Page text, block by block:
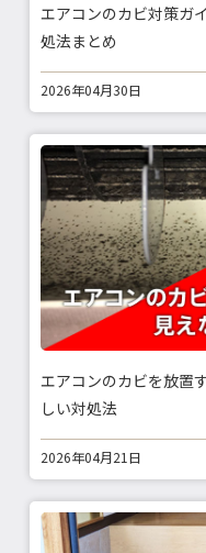
エアコンのカビ対策ガ
処法まとめ
2026年04月30日
エアコンのカビを放置
しい対処法
2026年04月21日